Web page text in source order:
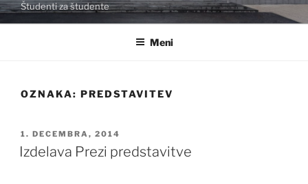
Študenti za študente
Meni
OZNAKA: PREDSTAVITEV
OBJAVLJENO
DNE
1. DECEMBRA, 2014
Izdelava Prezi predstavitve